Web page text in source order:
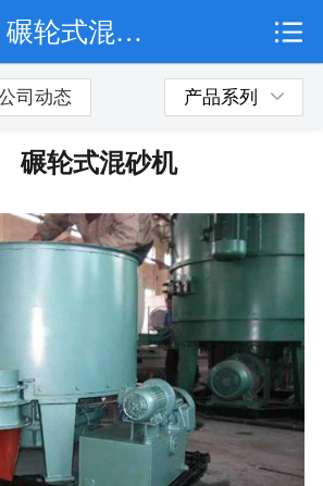
公司简介
联系我们
碾轮式混砂机
司动态 产品系列
碾轮式混砂机